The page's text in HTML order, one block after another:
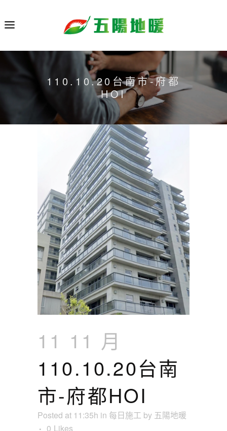
110.10.20台南市-府都
HOI
11 11 月
110.10.20台南
市-府都HOI
Posted at 11:35h in 每日施工 by 五陽地暖
0 Likes